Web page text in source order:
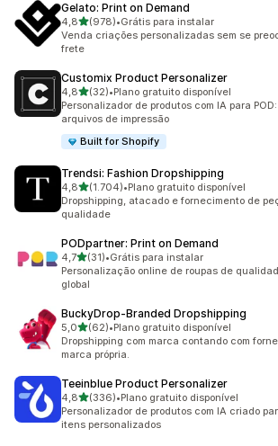
Gelato: Print on Demand
4,8de 5 estrelas
(978)
978 avaliações ao todo
•Grátis para instalar
Venda criações personalizadas sem se
frete
Customix Product Personalizer
4,8de 5 estrelas
(32)
32 avaliações ao todo
•Plano gratuito disponível
Personalizador de produtos com IA para
arquivos de impressão
Built for Shopify
Trendsi: Fashion Dropshipping
4,8de 5 estrelas
(1.704)
1704 avaliações ao todo
•Plano gratuito disponível
Dropshipping, atacado e fornecimento de
qualidade
PODpartner: Print on Demand
4,7de 5 estrelas
(31)
31 avaliações ao todo
•Grátis para instalar
Personalização online de roupas de
global
BuckyDrop‑Branded Dropshipping
5,0de 5 estrelas
(62)
62 avaliações ao todo
•Plano gratuito disponível
Dropshipping com marca contando com
marca própria.
Teeinblue Product Personalizer
4,8de 5 estrelas
(336)
336 avaliações ao todo
•Plano gratuito disponível
Personalizador de produtos com IA criado
itens personalizados